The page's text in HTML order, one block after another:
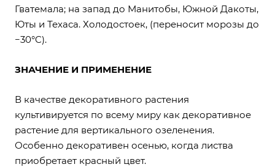
Гватемала; на запад до Манитобы, Южной Дакоты,
Юты и Техаса. Холодостоек, (переносит морозы до
−30°C).
ЗНАЧЕНИЕ И ПРИМЕНЕНИЕ
В качестве декоративного растения
культивируется по всему миру как декоративное
растение для вертикального озеленения.
Особенно декоративен осенью, когда листва
приобретает красный цвет.